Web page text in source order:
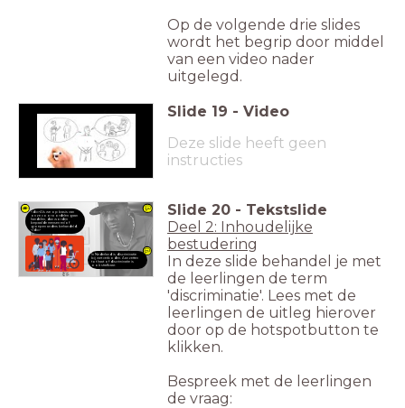
Op de volgende drie slides
wordt het begrip door middel
van een video nader
uitgelegd.
Slide 19 - Video
Deze slide heeft geen
instructies
<div>Als we op basis van
onze vooroordelen gaan
handelen, dan worden
bepaalde mensen en/of
groepen anders behandeld.
</div>
In Nederland is discriminatie
bij wet verboden. Aanzetten
tot haat of discriminatie is
ook strafbaar.
Slide 20 - Tekstslide
Deel 2: Inhoudelijke
bestudering
In deze slide behandel je met
de leerlingen de term
'discriminatie'. Lees met de
leerlingen de uitleg hierover
door op de hotspotbutton te
klikken.
Bespreek met de leerlingen
de vraag: